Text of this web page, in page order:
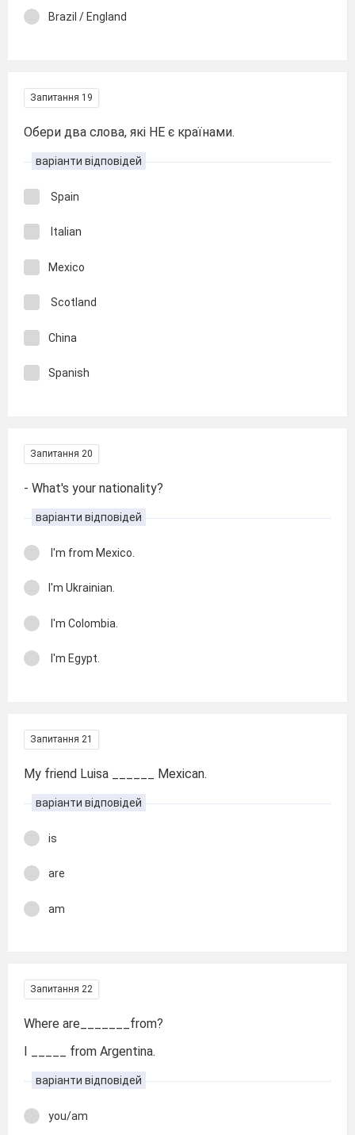
Brazil / England
Запитання 19
Обери два слова, які НЕ є країнами.
варіанти відповідей
Spain
Italian
Mexico
Scotland
China
Spanish
Запитання 20
- What's your nationality?
варіанти відповідей
I'm from Mexico.
I'm Ukrainian.
I'm Colombia.
I'm Egypt.
Запитання 21
My friend Luisa ______ Mexican.
варіанти відповідей
is
are
am
Запитання 22
Where are_______from?
I _____ from Argentina.
варіанти відповідей
you/am